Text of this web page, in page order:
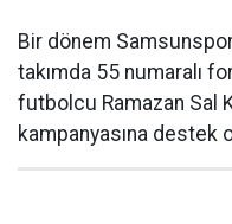
Bir dönem
takımda 55 numaralı
futbolcu Ramazan Sal
kampanyasına destek